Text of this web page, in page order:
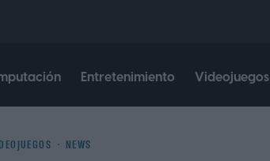
Entretenimiento Videojuegos
NEWS